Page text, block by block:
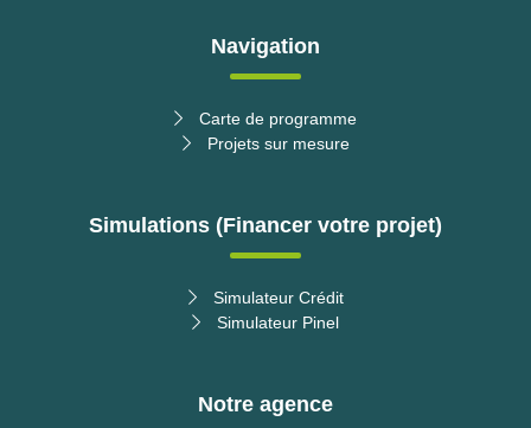
Navigation
Carte de programme
Projets sur mesure
Simulations (Financer votre projet)
Simulateur Crédit
Simulateur Pinel
Notre agence